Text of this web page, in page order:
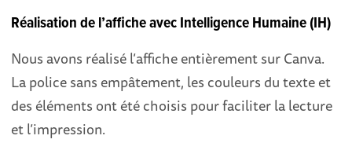
Réalisation de l’affiche avec Intelligence Humaine (IH)
Nous avons réalisé l’affiche entièrement sur Canva.
La police sans empâtement, les couleurs du texte et
des éléments ont été choisis pour faciliter la lecture
et l’impression.